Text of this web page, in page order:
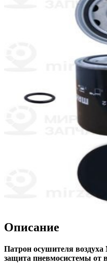
Описание
Патрон осушителя
защита пневмосистемы от